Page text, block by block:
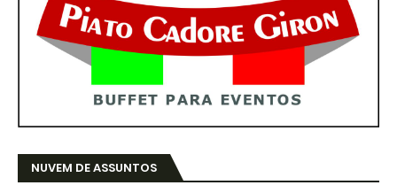
NUVEM DE ASSUNTOS